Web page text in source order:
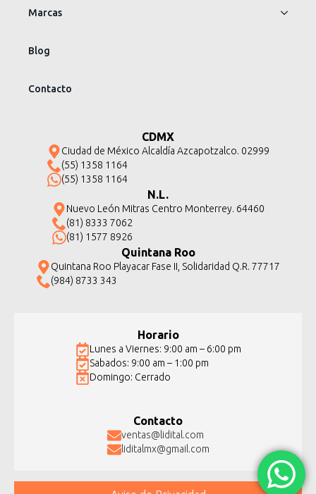
Marcas
Blog
Contacto
CDMX
Ciudad de México Alcaldía Azcapotzalco. 02999
(55) 1358 1164
(55) 1358 1164
N.L.
Nuevo León Mitras Centro Monterrey. 64460
(81) 8333 7062
(81) 1577 8926
Quintana Roo
Quintana Roo Playacar Fase II, Solidaridad Q.R. 77717
(984) 8733 343
Horario
Lunes a Viernes: 9:00 am – 6:00 pm
Sabados: 9:00 am – 1:00 pm
Domingo: Cerrado
Contacto
ventas@lidital.com
liditalmx@gmail.com